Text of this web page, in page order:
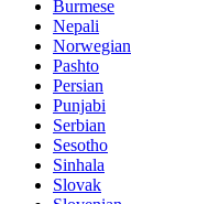
Burmese
Nepali
Norwegian
Pashto
Persian
Punjabi
Serbian
Sesotho
Sinhala
Slovak